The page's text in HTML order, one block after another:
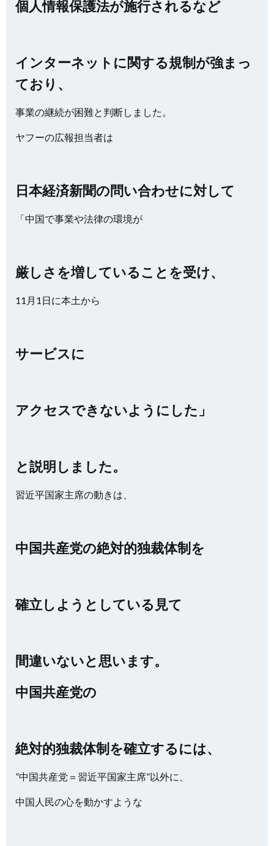
個人情報保護法が施行されるなど
インターネットに関する規制が強まっ
ており、
事業の継続が困難と判断しました。
ヤフーの広報担当者は
日本経済新聞の問い合わせに対して
「中国で事業や法律の環境が
厳しさを増していることを受け、
11月1日に本土から
サービスに
アクセスできないようにした」
と説明しました。
習近平国家主席の動きは、
中国共産党の絶対的独裁体制を
確立しようとしている見て
間違いないと思います。
中国共産党の
絶対的独裁体制を確立するには、
”中国共産党＝習近平国家主席”以外に、
中国人民の心を動かすような